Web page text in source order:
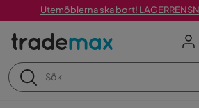
Utemöblerna ska bort!